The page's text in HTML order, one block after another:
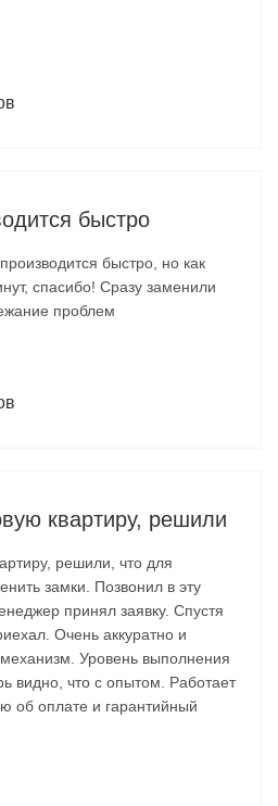
быстро
быстро, но как
спасибо! Сразу заменили
проблем
квартиру, решили
решили, что для
замки. Позвонил в эту
принял заявку. Спустя
Очень аккуратно и
механизм. Уровень выполнения
видно, что с опытом. Работает
об оплате и гарантийный